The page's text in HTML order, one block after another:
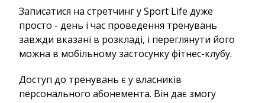
Записатися на стретчинг у Sport Life дуже
просто - день і час проведення тренувань
завжди вказані в розкладі, і переглянути його
можна в мобільному застосунку фітнес-клубу.
Доступ до тренувань є у власників
персонального абонемента. Він дає змогу